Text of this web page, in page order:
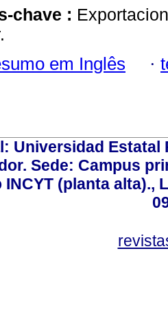
chave :
em Inglês ·
Universidad Estatal
Sede: Campus
(planta alta).,